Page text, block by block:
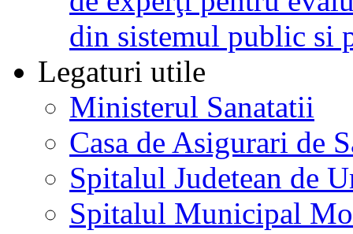
din sistemul public si
Legaturi utile
Ministerul Sanatatii
Casa de Asigurari de
Spitalul Judetean de
Spitalul Municipal